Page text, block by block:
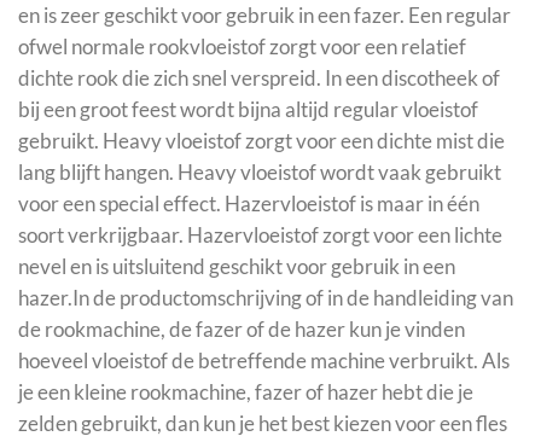
en is zeer geschikt voor gebruik in een fazer. Een regular
ofwel normale rookvloeistof zorgt voor een relatief
dichte rook die zich snel verspreid. In een discotheek of
bij een groot feest wordt bijna altijd regular vloeistof
gebruikt. Heavy vloeistof zorgt voor een dichte mist die
lang blijft hangen. Heavy vloeistof wordt vaak gebruikt
voor een special effect. Hazervloeistof is maar in één
soort verkrijgbaar. Hazervloeistof zorgt voor een lichte
nevel en is uitsluitend geschikt voor gebruik in een
hazer.In de productomschrijving of in de handleiding van
de rookmachine, de fazer of de hazer kun je vinden
hoeveel vloeistof de betreffende machine verbruikt. Als
je een kleine rookmachine, fazer of hazer hebt die je
zelden gebruikt, dan kun je het best kiezen voor een fles